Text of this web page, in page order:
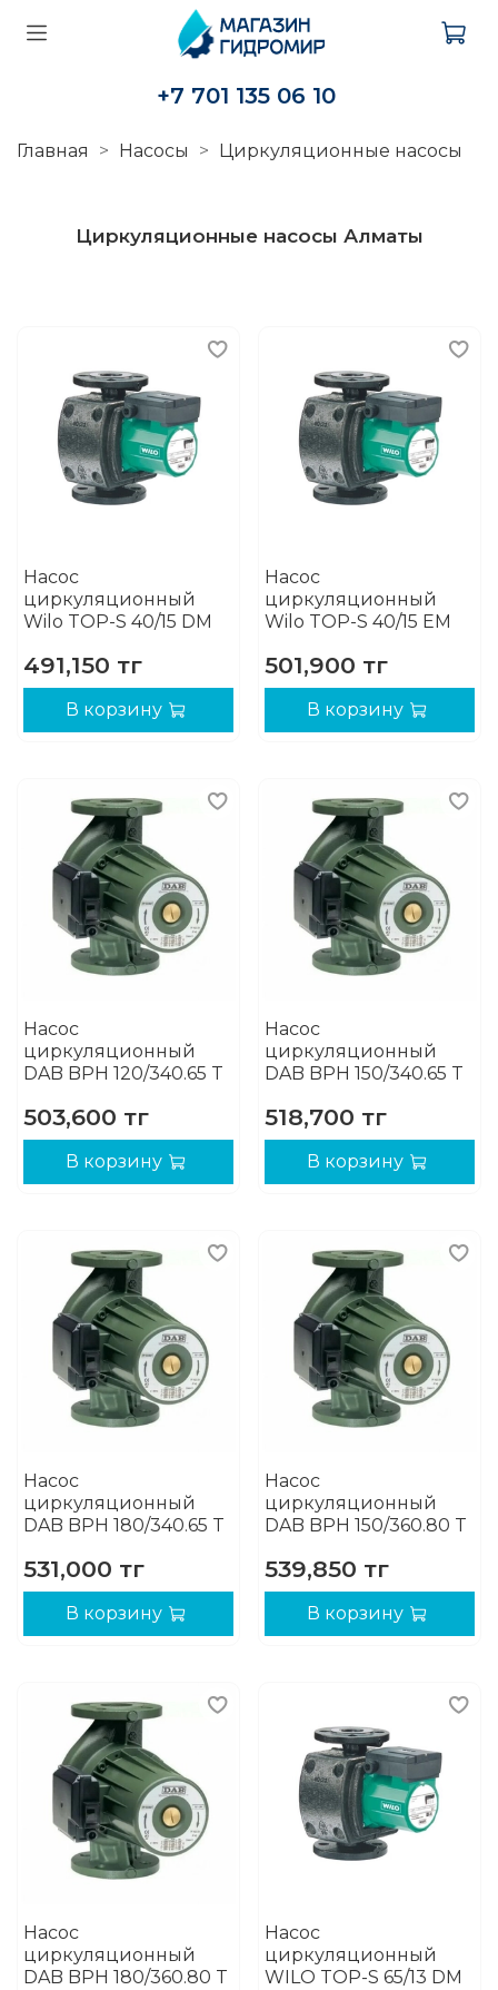
+7 701 135 06 10
Главная Насосы Циркуляционные насосы
Циркуляционные насосы Алматы
Насос
циркуляционный
Wilo TOP-S 40/15 DM
491,150 тг
В корзину
Насос
циркуляционный
Wilo TOP-S 40/15 EM
501,900 тг
В корзину
Насос
циркуляционный
DAB BPH 120/340.65 T
503,600 тг
В корзину
Насос
циркуляционный
DAB BPH 150/340.65 T
518,700 тг
В корзину
Насос
циркуляционный
DAB BPH 180/340.65 T
531,000 тг
В корзину
Насос
циркуляционный
DAB BPH 150/360.80 T
539,850 тг
В корзину
Насос
циркуляционный
DAB BPH 180/360.80 T
Насос
циркуляционный
WILO TOP-S 65/13 DM